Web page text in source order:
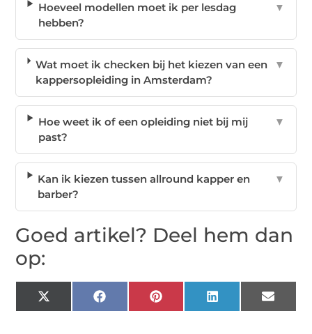
Hoeveel modellen moet ik per lesdag
hebben?
▼
Wat moet ik checken bij het kiezen van een
kappersopleiding in Amsterdam?
▼
Hoe weet ik of een opleiding niet bij mij
past?
▼
Kan ik kiezen tussen allround kapper en
barber?
▼
Goed artikel? Deel hem dan
op:
X
(Twitter)
Facebook Pinterest LinkedIn Email